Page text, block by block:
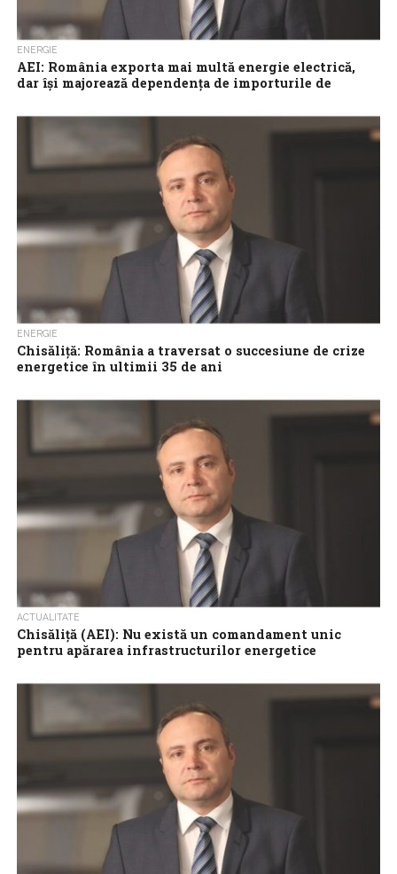
ENERGIE
AEI: România exporta mai multă energie electrică,
dar își majorează dependența de importurile de
România și-a consolidat poziția de exportator de energie
electrică în primele patru luni din 2026, pe fondul creșterii
producției din surse regenerabile,...
ENERGIE
Chisăliță: România a traversat o succesiune de crize
energetice în ultimii 35 de ani
succesiune de crize suprapuse, generate de subinvestiții,
reglementări instabile, intervenții...
ACTUALITATE
Chisăliță (AEI): Nu există un comandament unic
pentru apărarea infrastructurilor energetice
strategice din Marea Neagră este asigurată teoretic indirect
printr-un ansamblu de instituții, fără să existe...